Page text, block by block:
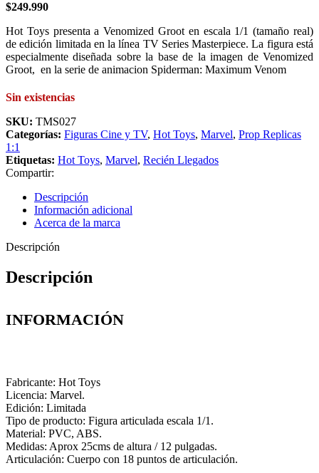
$249.990
Hot Toys presenta a Venomized Groot en escala 1/1 (tamaño real)
de edición limitada en la línea TV Series Masterpiece. La figura está
especialmente diseñada sobre la base de la imagen de Venomized
Groot, en la serie de animacion Spiderman: Maximum Venom
Sin existencias
SKU: TMS027
Categorías: Figuras Cine y TV, Hot Toys, Marvel, Prop Replicas
1:1
Etiquetas: Hot Toys, Marvel, Recién Llegados
Compartir:
Descripción
Información adicional
Acerca de la marca
Descripción
Descripción
INFORMACIÓN
Fabricante: Hot Toys
Licencia: Marvel.
Edición: Limitada
Tipo de producto: Figura articulada escala 1/1.
Material: PVC, ABS.
Medidas: Aprox 25cms de altura / 12 pulgadas.
Articulación: Cuerpo con 18 puntos de articulación.